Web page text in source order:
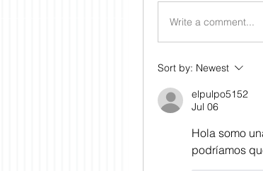
Write a comment...
Sort by: Newest
elpulpo5152
Jul 06
Hola somo
podríamos